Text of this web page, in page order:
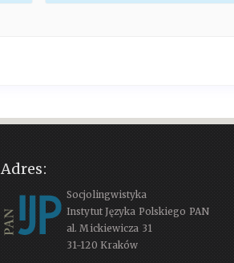
Adres:
Socjolingwistyka
Instytut Języka Polskiego PAN
al. Mickiewicza 31
31-120 Kraków